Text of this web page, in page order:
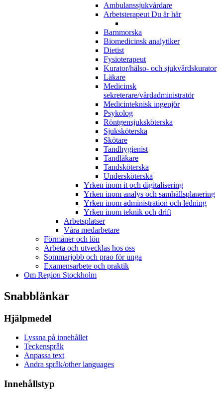
Ambulanssjukvårdare
Arbetsterapeut Du är här
Barnmorska
Biomedicinsk analytiker
Dietist
Fysioterapeut
Kurator/hälso- och sjukvårdskurator
Läkare
Medicinsk
sekreterare/vårdadministratör
Medicinteknisk ingenjör
Psykolog
Röntgensjuksköterska
Sjuksköterska
Skötare
Tandhygienist
Tandläkare
Tandsköterska
Undersköterska
Yrken inom it och digitalisering
Yrken inom analys och samhällsplanering
Yrken inom administration och ledning
Yrken inom teknik och drift
Arbetsplatser
Våra medarbetare
Förmåner och lön
Arbeta och utvecklas hos oss
Sommarjobb och prao för unga
Examensarbete och praktik
Om Region Stockholm
Snabblänkar
Hjälpmedel
Lyssna på innehållet
Teckenspråk
Anpassa text
Andra språk/other languages
Innehållstyp